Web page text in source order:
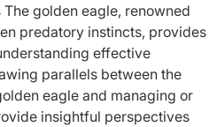
golden eagle, renowned
predatory instincts, provides
effective
parallels between the
eagle and managing or
insightful perspectives